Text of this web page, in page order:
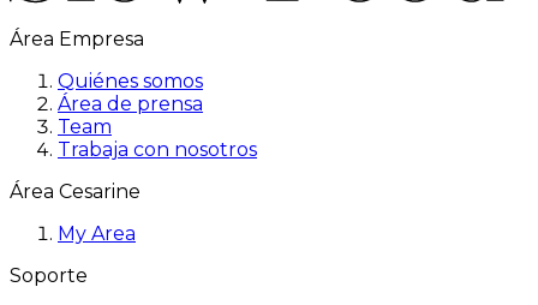
Área Empresa
Quiénes somos
Área de prensa
Team
Trabaja con nosotros
Área Cesarine
My Area
Soporte